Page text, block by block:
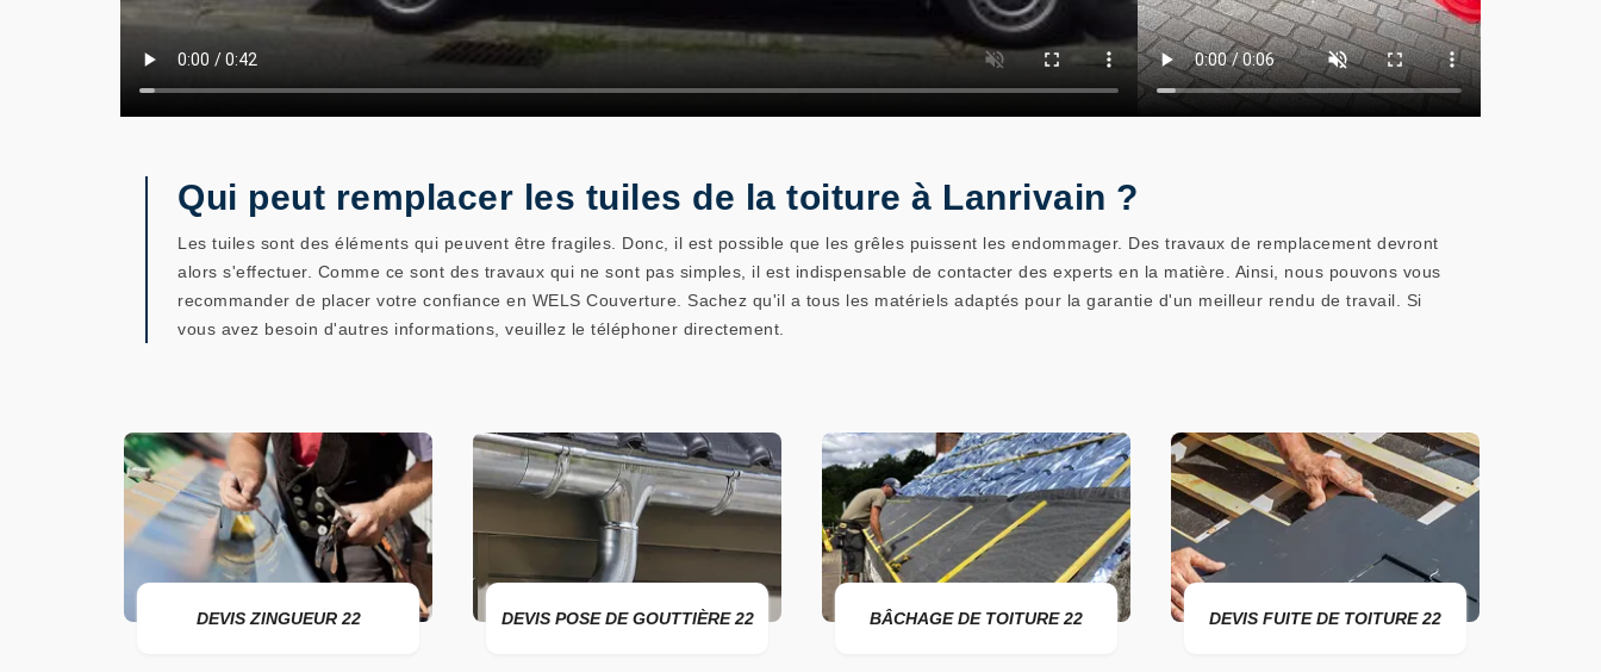
Qui peut remplacer les tuiles de la toiture à Lanrivain ?
Les tuiles sont des éléments qui peuvent être fragiles. Donc, il est possible que les grêles puissent les endommager. Des travaux de remplacement devront
alors s'effectuer. Comme ce sont des travaux qui ne sont pas simples, il est indispensable de contacter des experts en la matière. Ainsi, nous pouvons vous
recommander de placer votre confiance en WELS Couverture. Sachez qu'il a tous les matériels adaptés pour la garantie d'un meilleur rendu de travail. Si
vous avez besoin d'autres informations, veuillez le téléphoner directement.
DEVIS ZINGUEUR 22 DEVIS POSE DE GOUTTIÈRE 22 BÂCHAGE DE TOITURE 22 DEVIS FUITE DE TOITURE 22